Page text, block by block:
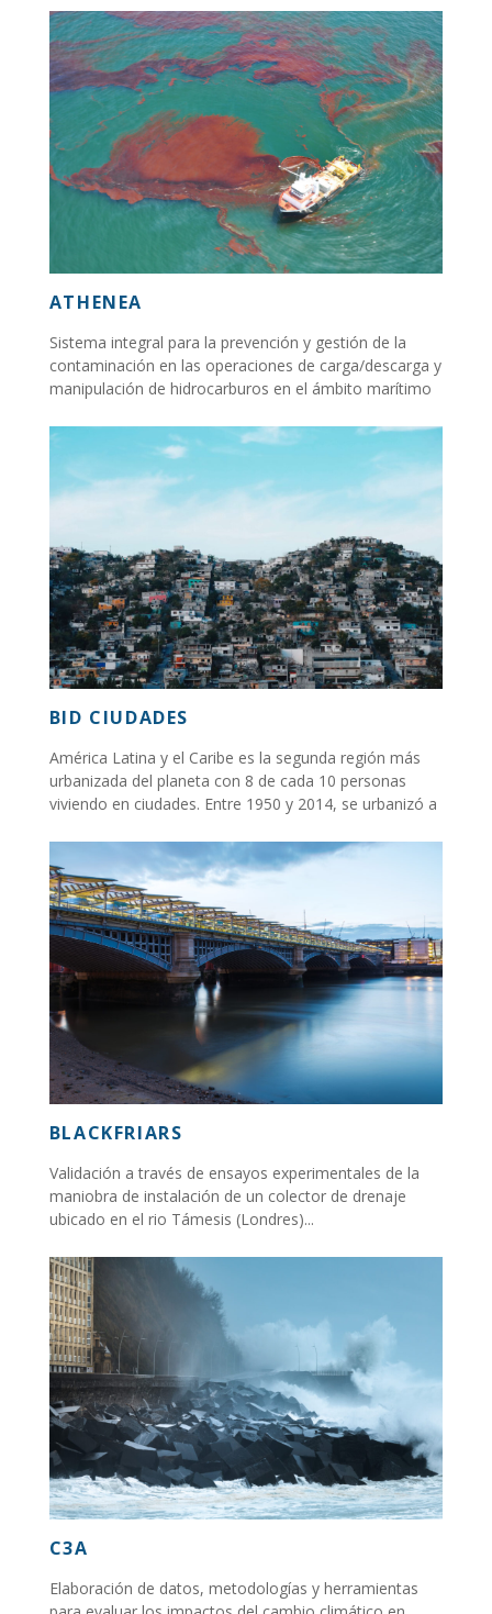
ATHENEA
Sistema integral para la prevención y gestión de la
contaminación en las operaciones de carga/descarga y
manipulación de hidrocarburos en el ámbito marítimo
BID CIUDADES
América Latina y el Caribe es la segunda región más
urbanizada del planeta con 8 de cada 10 personas
viviendo en ciudades. Entre 1950 y 2014, se urbanizó a
BLACKFRIARS
Validación a través de ensayos experimentales de la
maniobra de instalación de un colector de drenaje
ubicado en el rio Támesis (Londres)...
C3A
Elaboración de datos, metodologías y herramientas